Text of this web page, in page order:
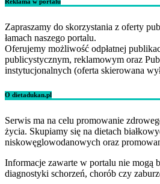
Zapraszamy do skorzystania z oferty
łamach naszego portalu.
Oferujemy możliwość odpłatnej
publicystycznym, reklamowym oraz
instytucjonalnych (oferta skierowana
O dietadukan.pl
Serwis ma na celu promowanie
życia. Skupiamy się na dietach
niskowęglowodanowych oraz
Informacje zawarte w portalu nie mogą
diagnostyki schorzeń, chorób czy